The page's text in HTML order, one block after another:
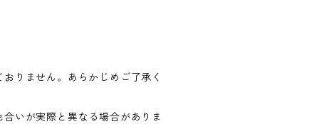
りません。あらかじめご了承く
いが実際と異なる場合がありま